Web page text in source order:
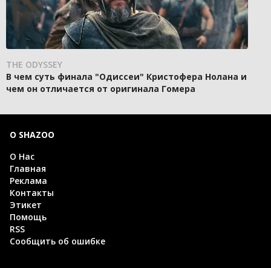
THE ODYSSEY
В чем суть финала "Одиссеи" Кристофера Нолана и
чем он отличается от оригинала Гомера
О SHAZOO
О Нас
Главная
Реклама
Контакты
Этикет
Помощь
RSS
Сообщить об ошибке